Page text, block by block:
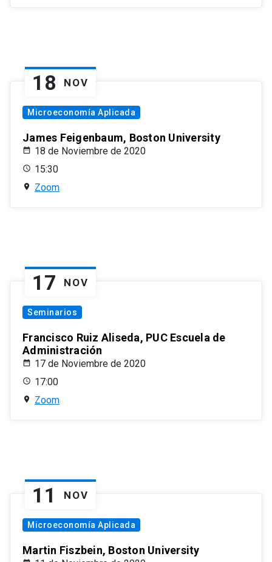
18 NOV
Microeconomía Aplicada
James Feigenbaum, Boston University
18 de Noviembre de 2020
15:30
Zoom
17 NOV
Seminarios
Francisco Ruiz Aliseda, PUC Escuela de
Administración
17 de Noviembre de 2020
17:00
Zoom
11 NOV
Microeconomía Aplicada
Martin Fiszbein, Boston University